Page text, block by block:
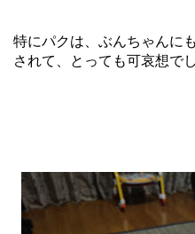
特にパクは、ぶんちゃんに
されて、とっても可哀想で